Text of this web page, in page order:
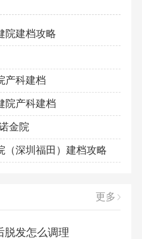
院建档攻略
产科建档
院产科建档
金院
（深圳福田）建档攻略
更多
脱发怎么调理